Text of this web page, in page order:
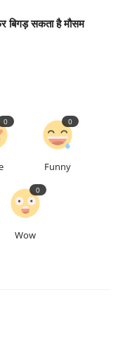
बिगड़ सकता है मौसम
0
Funny
0
Wow
0